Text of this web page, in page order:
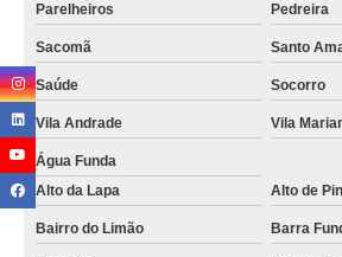
Parelheiros Pedreira
Sacomã Santo
Saúde Socorro
Vila Andrade Vila
Água Funda
Alto da Lapa
Alto de
Bairro do Limão Barra